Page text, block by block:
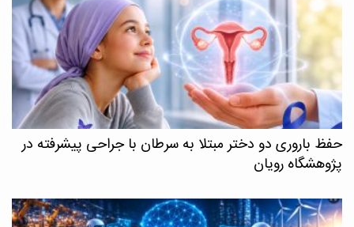
حفظ باروری دو دختر مبتلا به سرطان با جراحی پیشرفته در
پژوهشگاه رویان